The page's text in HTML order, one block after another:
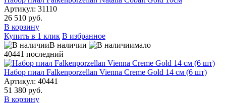
Артикул: 31110
26 510 руб.
В корзину
Купить в 1 клик В избранное
В наличии
мало
40441 последний
Набор пиал Falkenporzellan Vienna Creme Gold 14 см (6 шт)
Артикул: 40441
51 380 руб.
В корзину